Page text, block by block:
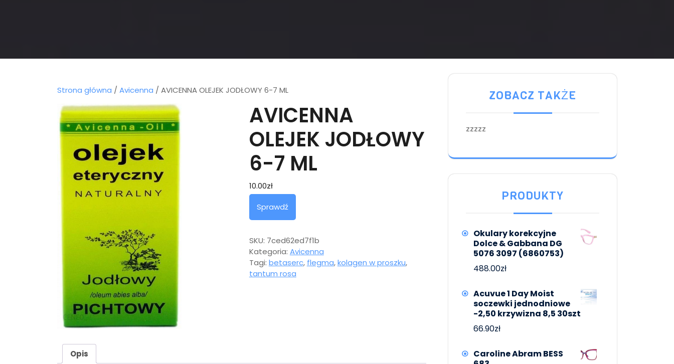
Strona główna / Avicenna / AVICENNA OLEJEK JODŁOWY 6-7 ML
AVICENNA
OLEJEK JODŁOWY
6-7 ML
10.00zł
Sprawdź
SKU: 7ced62ed7f1b
Kategoria: Avicenna
Tagi: betaserc, flegma,kolagen w proszku,
tantum rosa
Opis
ZOBACZ TAKŻE
zzzzz
PRODUKTY
Okulary korekcyjne
Dolce & Gabbana DG
5076 3097 (6860753)
488.00zł
Acuvue 1 Day Moist
soczewki jednodniowe
-2,50 krzywizna 8,5 30szt
66.90zł
Caroline Abram BESS